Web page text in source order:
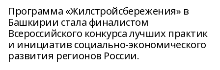
Программа «Жилстройсбережения» в
Башкирии стала финалистом
Всероссийского конкурса лучших практик
и инициатив социально-экономического
развития регионов России.